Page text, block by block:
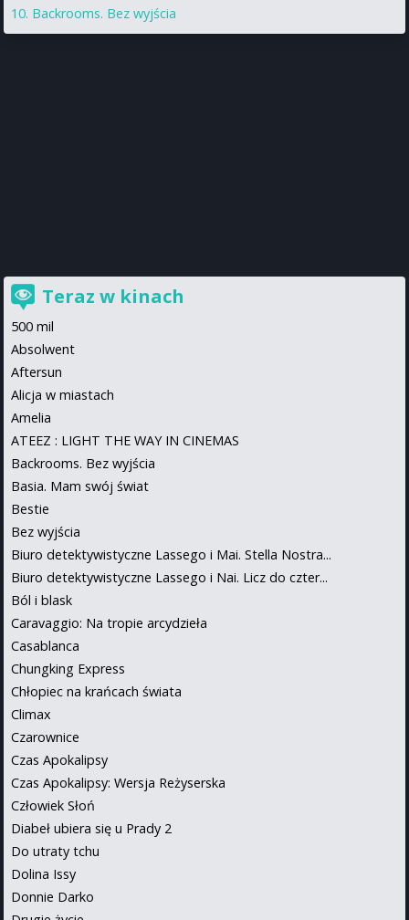
Backrooms. Bez wyjścia
Teraz w kinach
500 mil
Absolwent
Aftersun
Alicja w miastach
Amelia
ATEEZ : LIGHT THE WAY IN CINEMAS
Backrooms. Bez wyjścia
Basia. Mam swój świat
Bestie
Bez wyjścia
Biuro detektywistyczne Lassego i Mai. Stella Nostra...
Biuro detektywistyczne Lassego i Nai. Licz do czter...
Ból i blask
Caravaggio: Na tropie arcydzieła
Casablanca
Chungking Express
Chłopiec na krańcach świata
Climax
Czarownice
Czas Apokalipsy
Czas Apokalipsy: Wersja Reżyserska
Człowiek Słoń
Diabeł ubiera się u Prady 2
Do utraty tchu
Dolina Issy
Donnie Darko